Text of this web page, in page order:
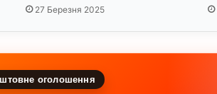
27 Березня 2025
оголошення